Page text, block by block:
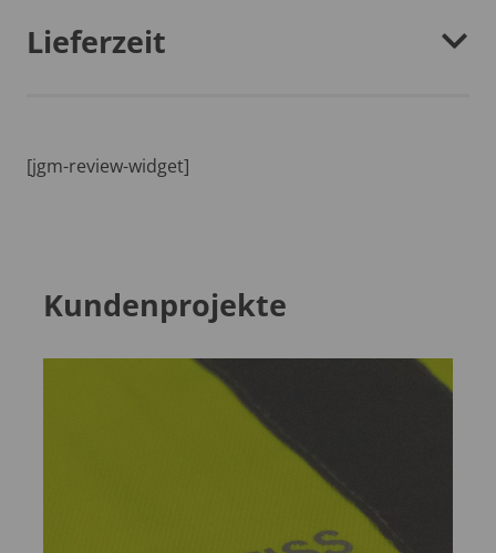
Lieferzeit
[jgm-review-widget]
Kundenprojekte